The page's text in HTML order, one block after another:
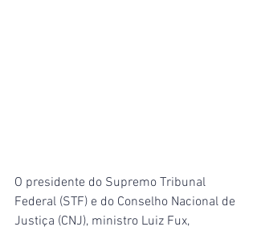
O presidente do Supremo Tribunal
Federal (STF) e do Conselho Nacional de
Justiça (CNJ), ministro Luiz Fux,